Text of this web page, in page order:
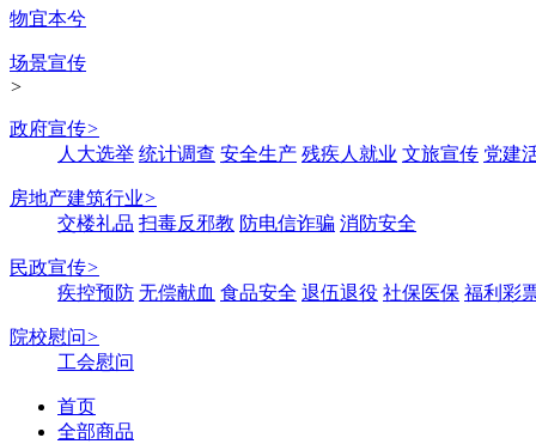
物宜本兮
场景宣传
>
政府宣传>
人大选举 统计调查 安全生产 残疾人就业 文旅宣传 党建
房地产建筑行业>
交楼礼品 扫毒反邪教 防电信诈骗 消防安全
民政宣传>
疾控预防 无偿献血 食品安全 退伍退役 社保医保 福利彩
院校慰问>
工会慰问
首页
全部商品